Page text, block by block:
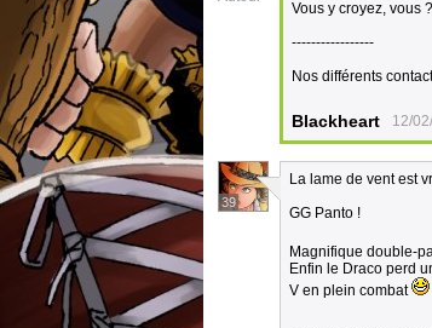
Vous y croyez, vous ?
-----------------
Nos différents
Blackheart 12/
39
La lame de vent est
GG Panto !
Magnifique double-
Enfin le Draco perd
V en plein combat